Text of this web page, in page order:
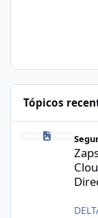
Tópicos
Zapscape (CVE-